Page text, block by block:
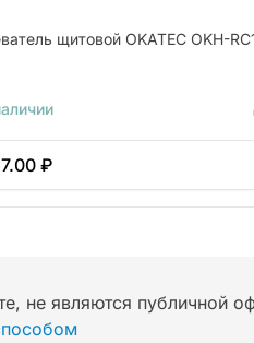
щитовой OKATEC OKH-
₽
не являются публичной